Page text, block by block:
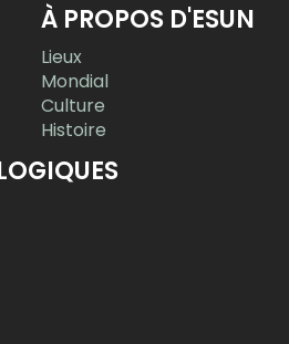
À PROPOS D'ESUN
Lieux
Mondial
Culture
Histoire